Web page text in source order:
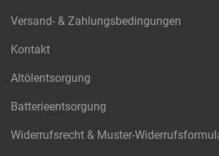
Versand- & Zahlungsbedingungen
Kontakt
Altölentsorgung
Batterieentsorgung
Widerrufsrecht & Muster-